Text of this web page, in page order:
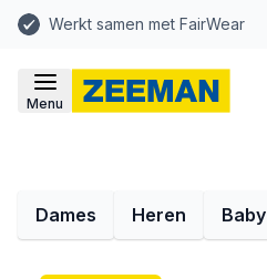
Werkt samen met FairWear
Menu
Dames Heren Baby